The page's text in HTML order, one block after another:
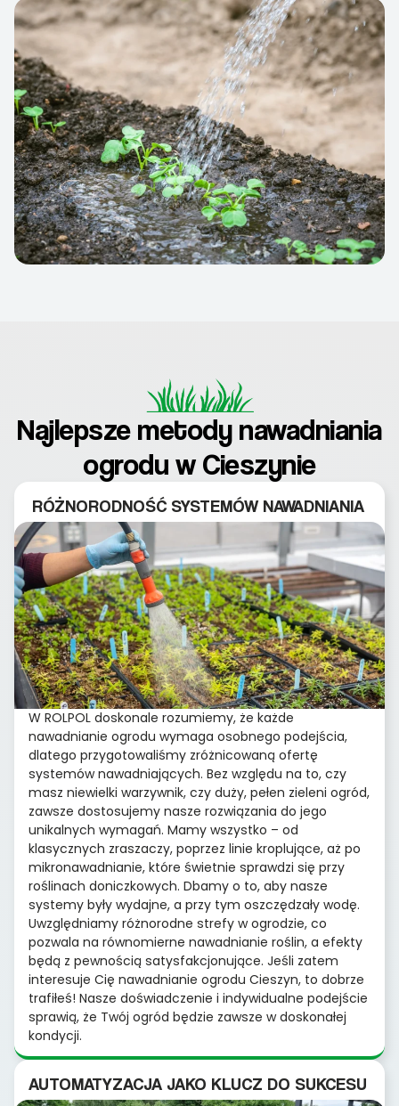
Najlepsze metody nawadniania
ogrodu w Cieszynie
RÓŻNORODNOŚĆ SYSTEMÓW NAWADNIANIA
W ROLPOL doskonale rozumiemy, że każde
nawadnianie ogrodu wymaga osobnego podejścia,
dlatego przygotowaliśmy zróżnicowaną ofertę
systemów nawadniających. Bez względu na to, czy
masz niewielki warzywnik, czy duży, pełen zieleni ogród,
zawsze dostosujemy nasze rozwiązania do jego
unikalnych wymagań. Mamy wszystko – od
klasycznych zraszaczy, poprzez linie kroplujące, aż po
mikronawadnianie, które świetnie sprawdzi się przy
roślinach doniczkowych. Dbamy o to, aby nasze
systemy były wydajne, a przy tym oszczędzały wodę.
Uwzględniamy różnorodne strefy w ogrodzie, co
pozwala na równomierne nawadnianie roślin, a efekty
będą z pewnością satysfakcjonujące. Jeśli zatem
interesuje Cię nawadnianie ogrodu Cieszyn, to dobrze
trafiłeś! Nasze doświadczenie i indywidualne podejście
sprawią, że Twój ogród będzie zawsze w doskonałej
kondycji.
AUTOMATYZACJA JAKO KLUCZ DO SUKCESU